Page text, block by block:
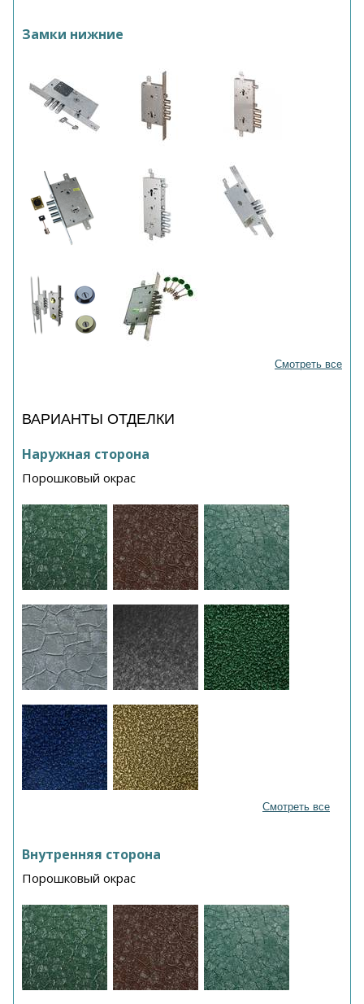
Замки нижние
Смотреть все
ВАРИАНТЫ ОТДЕЛКИ
Наружная сторона
Порошковый окрас
Смотреть все
Внутренняя сторона
Порошковый окрас